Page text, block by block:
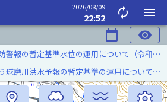
2026/08/09
22:52 autorenew
menu
calendar_today visibility
令和８年熊本地震に伴う水防警報の暫定基準水位の運用について（令和８年８月７日）
「令和８年熊本地震」に伴う球磨川洪水予報の暫定基準の運用について（令和８年８月５日）